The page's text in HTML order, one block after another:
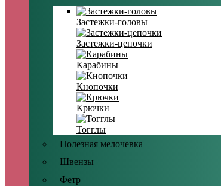
Застежки-головы
Застежки-цепочки
Карабины
Кнопочки
Крючки
Тогглы
Полезная мелочевка
Швензы
Фетр